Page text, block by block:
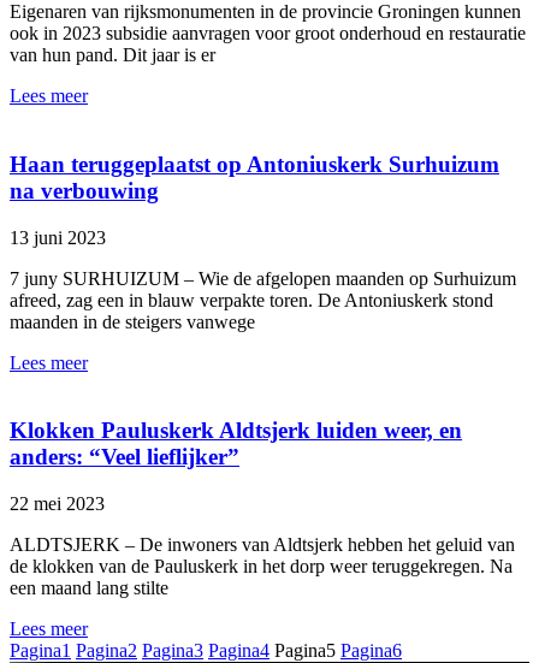
Eigenaren van rijksmonumenten in de provincie Groningen kunnen
ook in 2023 subsidie aanvragen voor groot onderhoud en restauratie
van hun pand. Dit jaar is er
Lees meer
Haan teruggeplaatst op Antoniuskerk Surhuizum
na verbouwing
13 juni 2023
7 juny SURHUIZUM – Wie de afgelopen maanden op Surhuizum
afreed, zag een in blauw verpakte toren. De Antoniuskerk stond
maanden in de steigers vanwege
Lees meer
Klokken Pauluskerk Aldtsjerk luiden weer, en
anders: “Veel lieflijker”
22 mei 2023
ALDTSJERK – De inwoners van Aldtsjerk hebben het geluid van
de klokken van de Pauluskerk in het dorp weer teruggekregen. Na
een maand lang stilte
Lees meer
Pagina1 Pagina2 Pagina3 Pagina4 Pagina5 Pagina6